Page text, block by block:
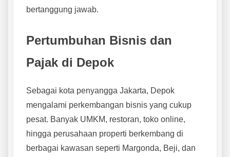
bertanggung jawab.
Pertumbuhan Bisnis dan
Pajak di Depok
Sebagai kota penyangga Jakarta, Depok
mengalami perkembangan bisnis yang cukup
pesat. Banyak UMKM, restoran, toko online,
hingga perusahaan properti berkembang di
berbagai kawasan seperti Margonda, Beji, dan